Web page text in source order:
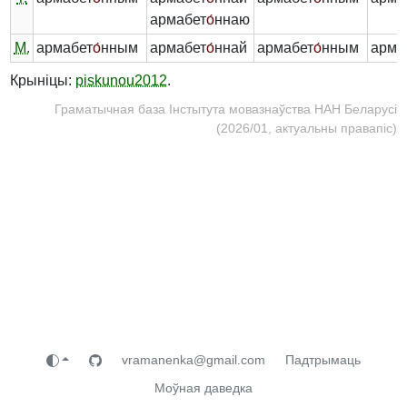
армабето́ннаю
М. армабето́нным армабето́ннай армабето́нным
Крыніцы: piskunou2012.
Граматычная база Інстытута мовазнаўства НАН Беларусі
(2026/01, актуальны правапіс)
vramanenka@gmail.com
Падтрымаць
Моўная даведка